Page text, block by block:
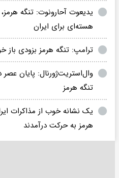
یدیعوت آحارونوت: تنگه
هسته‌ای برای ایران
ترامپ: تنگه هرمز بزودی باز
وال‌استریت‌ژورنال: پایان عصر
تنگه هرمز
یک نشانه خوب از مذاکرات
هرمز به حرکت درآمدند